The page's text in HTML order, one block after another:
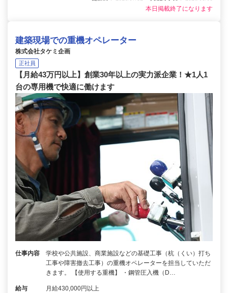
本日掲載終了になります
建築現場での重機オペレーター
株式会社タケミ企画
正社員
【月給43万円以上】創業30年以上の実力派企業！★1人1
台の専用機で快適に働けます
仕事内容
学校や公共施設、商業施設などの基礎工事（杭（くい）打ち
工事や障害撤去工事）の重機オペレーターを担当していただ
きます。 【使用する重機】 ・鋼管圧入機（D…
給与 月給430,000円以上